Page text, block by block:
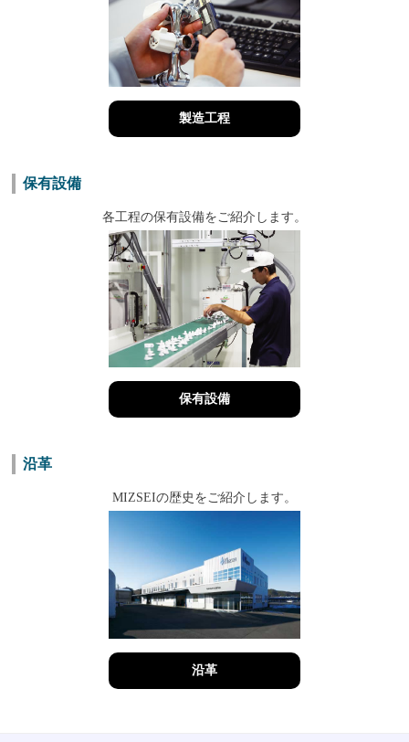
製造工程
保有設備
各工程の保有設備をご紹介します。
保有設備
沿革
MIZSEIの歴史をご紹介します。
沿革